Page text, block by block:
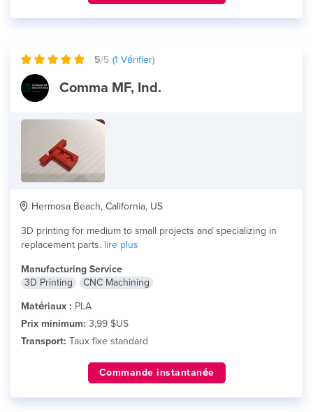
5/5 (1 Vérifier)
Comma MF, Ind.
Hermosa Beach, California, US
3D printing for medium to small projects and specializing in
replacement parts. lire plus
Manufacturing Service
3D Printing
CNC Machining
Matériaux : PLA
Prix minimum: 3,99 $US
Transport: Taux fixe standard
Commande instantanée